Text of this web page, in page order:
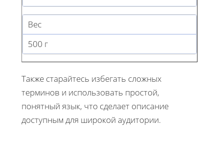
Вес
500 г
Также старайтесь избегать сложных
терминов и использовать простой,
понятный язык, что сделает описание
доступным для широкой аудитории.